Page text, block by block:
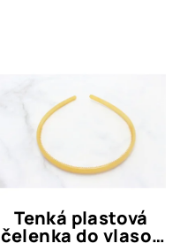
Tenká plastová
čelenka do vlasov